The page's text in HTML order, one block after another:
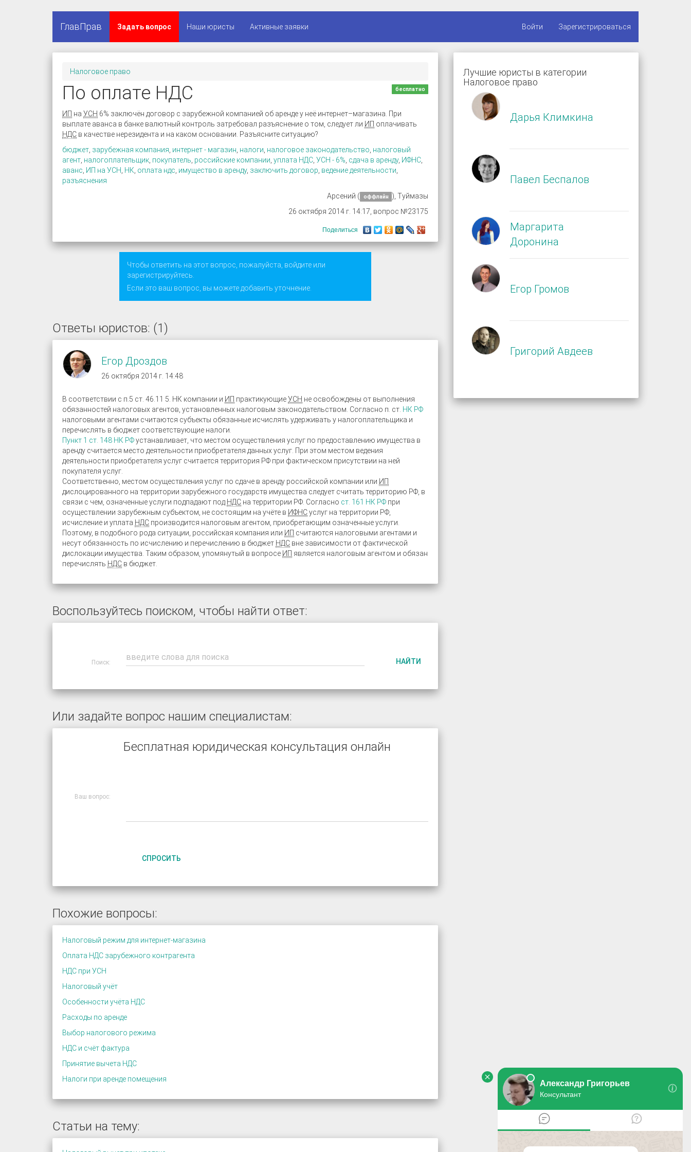
ГлавПрав Задать вопрос Наши юристы Активные заявки Войти Зарегистрироваться
Налоговое право
По оплате НДС бесплатно
ИП на УСН 6% заключён договор с зарубежной компанией об аренде у неё интернет–магазина. При
выплате аванса в банке валютный контроль затребовал разъяснение о том, следует ли ИП оплачивать
НДС в качестве нерезидента и на каком основании. Разъясните ситуацию?
бюджет зарубежная компания интернет - магазин налоги налоговое законодательство налоговый
агент налогоплательщик покупатель российские компании уплата НДС УСН - 6% сдача в аренду, ИФНС
аванс ИП на УСН НК оплата ндс имущество в аренду, заключить договор ведение деятельности
разъяснения
Арсений (
оффлайн
), Туймазы
26 октября 2014 г. 14:17, вопрос №23175
Поделиться
Чтобы ответить на этот вопрос, пожалуйста, войдитеили
зарегистрируйтесь.
Если это ваш вопрос, вы можете добавить уточнение.
Ответы юристов: (1)
Егор Дроздов
26 октября 2014 г. 14:48
В соответствии с п.5 ст. 46.11 5. НК компании и ИП практикующиеУСН не освобождены от выполнения
обязанностей налоговых агентов, установленных налоговым законодательством. Согласно п. ст. НК РФ
налоговыми агентами считаются субъекты обязанные исчислять удерживать у налогоплательщика и
перечислять в бюджет соответствующие налоги.
Пункт 1 ст. 148 НК РФустанавливает, что местом осуществления услуг по предоставлению имущества в
аренду считается место деятельности приобретателя данных услуг. При этом местом ведения
деятельности приобретателя услуг считается территория РФ при фактическом присутствии на ней
покупателя услуг.
Соответственно, местом осуществления услуг по сдаче в аренду российской компании или ИП
дислоцированного на территории зарубежного государств имущества следует считать территорию РФ, в
связи с чем, означенные услуги подпадают под НДС на территории РФ. Согласно ст. 161 НК РФ при
осуществлении зарубежным субъектом, не состоящим на учёте в ИФНСуслуг на территории РФ,
исчисление и уплата НДС производится налоговым агентом, приобретающим означенные услуги.
Поэтому, в подобного рода ситуации, российская компания или ИП считаются налоговыми агентами и
несут обязанность по исчислению и перечислению в бюджет НДС вне зависимости от фактической
дислокации имущества. Таким образом, упомянутый в вопросе ИП является налоговым агентом и обязан
перечислять НДС в бюджет.
Воспользуйтесь поиском, чтобы найти ответ:
Поиск: НАЙТИ
Или задайте вопрос нашим специалистам:
Бесплатная юридическая консультация онлайн
Ваш вопрос:
СПРОСИТЬ
Похожие вопросы:
Налоговый режим для интернет-магазина
Оплата НДС зарубежного контрагента
НДС при УСН
Налоговый учёт
Особенности учёта НДС
Расходы по аренде
Выбор налогового режима
НДС и счёт фактура
Принятие вычета НДС
Налоги при аренде помещения
Статьи на тему:
Лучшие юристы в категории
Налоговое право
Дарья Климкина
Павел Беспалов
Маргарита
Доронина
Егор Громов
Григорий Авдеев